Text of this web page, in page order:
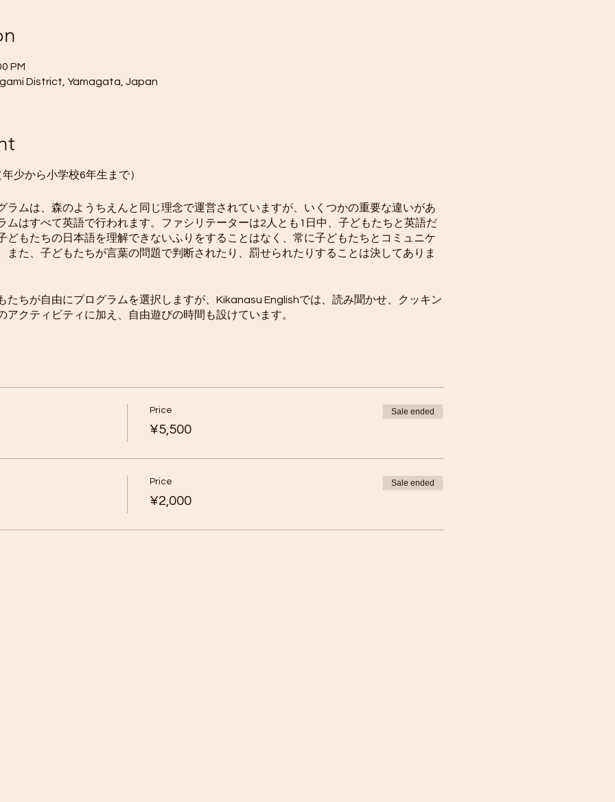
PM
District, Yamagata, Japan
少から小学校6年生まで）
ラムは、森のようちえんと同じ理念で運営されていますが、いくつかの重要な違いがあ
ムはすべて英語で行われます。ファシリテーターは2人とも1日中、子どもたちと英語だ
どもたちの日本語を理解できないふりをすることはなく、常に子どもたちとコミュニケ
また、子どもたちが言葉の問題で判断されたり、罰せられたりすることは決してありま
たちが自由にプログラムを選択しますが、Kikanasu Englishでは、読み聞かせ、クッキン
アクティビティに加え、自由遊びの時間も設けています。
Price
¥5,500
Sale ended
Price
¥2,000
Sale ended